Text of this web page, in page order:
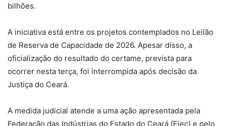
bilhões.
A iniciativa está entre os projetos contemplados no Leilão
de Reserva de Capacidade de 2026. Apesar disso, a
oficialização do resultado do certame, prevista para
ocorrer nesta terça, foi interrompida após decisão da
Justiça do Ceará.
A medida judicial atende a uma ação apresentada pela
Federação das Indústrias do Estado do Ceará (Fiec) e pelo